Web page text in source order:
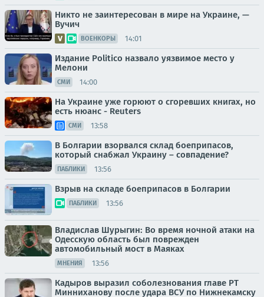
Никто не заинтересован в мире на Украине, —
Вучич
ВОЕНКОРЫ 14:01
Издание Politico назвало уязвимое место у
Мелони
СМИ 14:00
На Украине уже горюют о сгоревших книгах, но
есть нюанс - Reuters
СМИ 13:58
В Болгарии взорвался склад боеприпасов,
который снабжал Украину – совпадение?
ПАБЛИКИ 13:56
Взрыв на складе боеприпасов в Болгарии
ПАБЛИКИ 13:56
Владислав Шурыгин: Во время ночной атаки на
Одесскую область был поврежден
автомобильный мост в Маяках
МНЕНИЯ 13:56
Кадыров выразил соболезнования главе РТ
Минниханову после удара ВСУ по Нижнекамску